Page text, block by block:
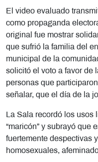
El video evaluado
como propaganda
original fue mostrar
que sufrió la familia del
municipal de la
solicitó el voto a favor de
personas que
señalar, que el día de la
La Sala recordó los
“maricón” y subrayó que
fuertemente despectivas
homosexuales,